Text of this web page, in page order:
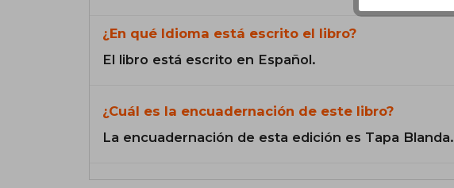
¿En qué Idioma está escrito el libro?
El libro está escrito en Español.
¿Cuál es la encuadernación de este libro?
La encuadernación de esta edición es Tapa Blanda.